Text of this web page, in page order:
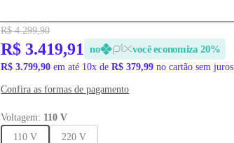
R$ 4.299,90
R$ 3.419,91 no você economiza 20%
R$ 3.799,90 em até 10x deR$ 379,99 no cartão sem juros
Confira as formas de pagamento
Voltagem: 110 V
110 V
220 V